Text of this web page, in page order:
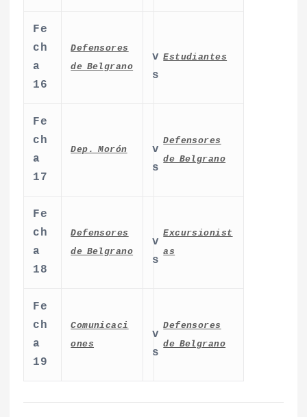
Fe
ch
a
16
Defensores
de Belgrano
v
s
Estudiantes
Fe
ch
a
17
Dep. Morón
v
s
Defensores
de Belgrano
Fe
ch
a
18
Defensores
de Belgrano
v
s
Excursionist
as
Fe
ch
a
19
Comunicaci
ones
v
s
Defensores
de Belgrano